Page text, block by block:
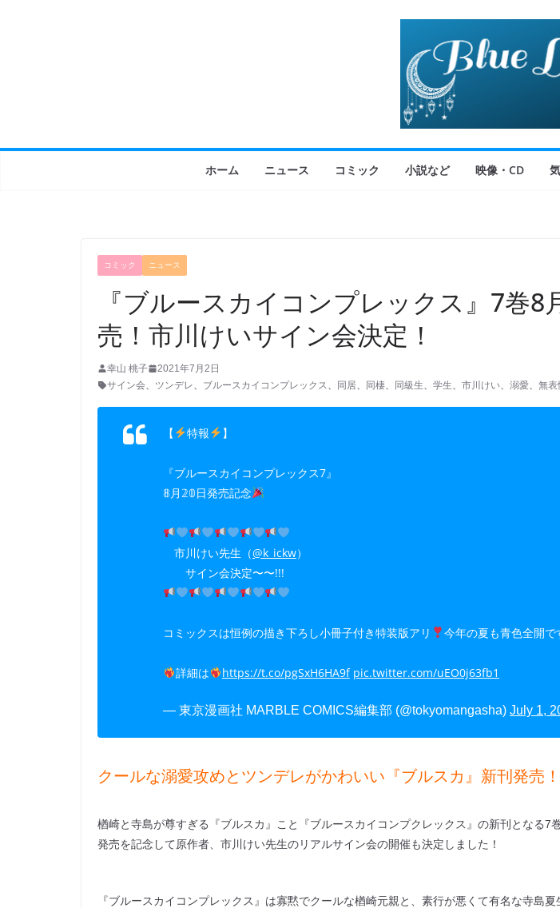
ホーム ニュース コミック 小説など 映像・CD
コミック ニュース
『ブルースカイコンプレックス』7巻8
売！市川けいサイン会決定！
幸山 桃子
2021年7月2日
サイン会
ツンデレ ブルースカイコンプレックス 同居 同棲 同級生 学生 市川けい 溺愛 無表
【 特報 】
『ブルースカイコンプレックス7』
𝟠月𝟚𝟘日発売記念
市川けい先生（@k_ickw）
サイン会決定〜〜!!!
コミックスは恒例の描き下ろし小冊子付き特装版アリ 今年の夏も青色全開で
詳細は https://t.co/pgSxH6HA9f pic.twitter.com/uEO0j63fb1
— 東京漫画社 MARBLE COMICS編集部 (@tokyomangasha) July 1,
クールな溺愛攻めとツンデレがかわいい『ブルスカ』新刊発売
楢崎と寺島が尊すぎる『ブルスカ』こと『ブルースカイコンプクレックス』の新刊となる7
発売を記念して原作者、市川けい先生のリアルサイン会の開催も決定しました！
『ブルースカイコンプレックス』は寡黙でクールな楢崎元親と、素行が悪くて有名な寺島